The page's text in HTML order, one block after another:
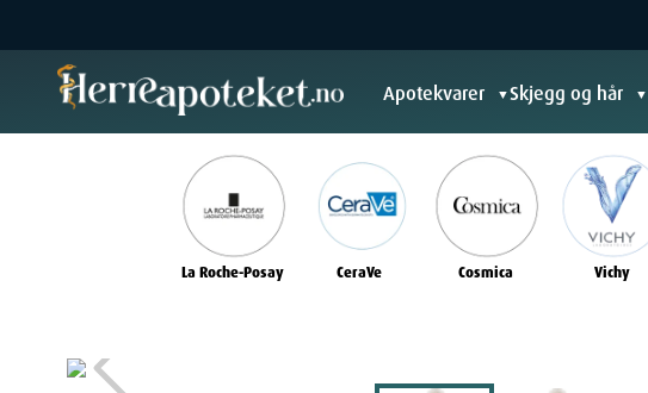
Apotekvarer ▼Skjegg og hår ▼
La Roche-Posay CeraVe Cosmica Vichy